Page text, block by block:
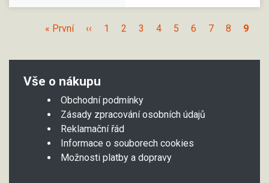
« První ‹‹ 1 2 3 4 5 6 7 8 9
Vše o nákupu
Obchodní podmínky
Zásady zpracování osobních údajů
Reklamační řád
Informace o souborech cookies
Možnosti platby a dopravy